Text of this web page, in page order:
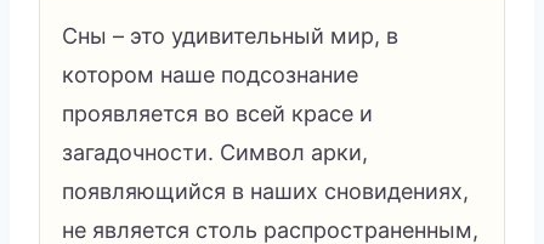
Сны – это удивительный мир, в
котором наше подсознание
проявляется во всей красе и
загадочности. Символ арки,
появляющийся в наших сновидениях,
не является столь распространенным,